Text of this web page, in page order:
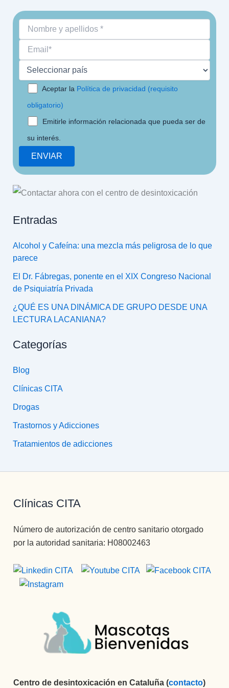
Aceptar la Política de privacidad (requisito
obligatorio)
Emitirle información relacionada que pueda ser de
su interés.
Entradas
Alcohol y Cafeína: una mezcla más peligrosa de lo que
parece
El Dr. Fábregas, ponente en el XIX Congreso Nacional
de Psiquiatría Privada
¿QUÉ ES UNA DINÁMICA DE GRUPO DESDE UNA
LECTURA LACANIANA?
Categorías
Blog
Clínicas CITA
Drogas
Trastornos y Adicciones
Tratamientos de adicciones
Clínicas CITA
Número de autorización de centro sanitario otorgado
por la autoridad sanitaria: H08002463
Centro de desintoxicación en Cataluña (contacto)